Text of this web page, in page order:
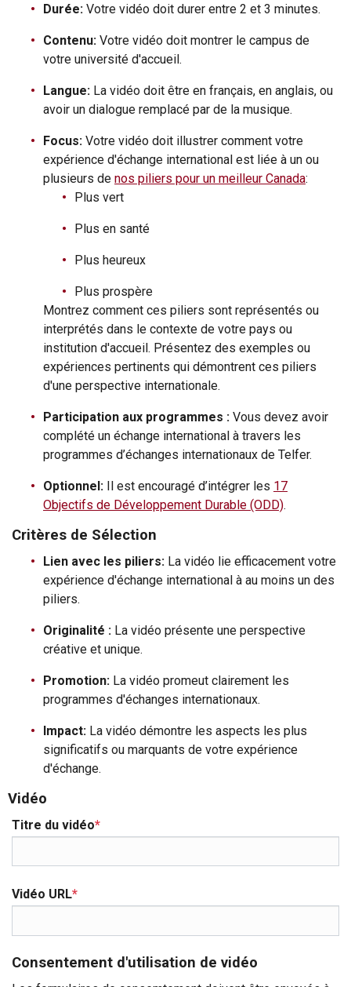
Durée: Votre vidéo doit durer entre 2 et 3 minutes.
Contenu: Votre vidéo doit montrer le campus de
votre université d'accueil.
Langue: La vidéo doit être en français, en anglais, ou
avoir un dialogue remplacé par de la musique.
Focus: Votre vidéo doit illustrer comment votre
expérience d'échange international est liée à un ou
plusieurs de nos piliers pour un meilleur Canada:
Plus vert
Plus en santé
Plus heureux
Plus prospère
Montrez comment ces piliers sont représentés ou
interprétés dans le contexte de votre pays ou
institution d'accueil. Présentez des exemples ou
expériences pertinents qui démontrent ces piliers
d'une perspective internationale.
Participation aux programmes : Vous devez avoir
complété un échange international à travers les
programmes d’échanges internationaux de Telfer.
Optionnel: Il est encouragé d’intégrer les 17
Objectifs de Développement Durable (ODD).
Critères de Sélection
Lien avec les piliers: La vidéo lie efficacement votre
expérience d'échange international à au moins un des
piliers.
Originalité : La vidéo présente une perspective
créative et unique.
Promotion: La vidéo promeut clairement les
programmes d'échanges internationaux.
Impact: La vidéo démontre les aspects les plus
significatifs ou marquants de votre expérience
d'échange.
Vidéo
Titre du vidéo*
Vidéo URL*
Consentement d'utilisation de vidéo